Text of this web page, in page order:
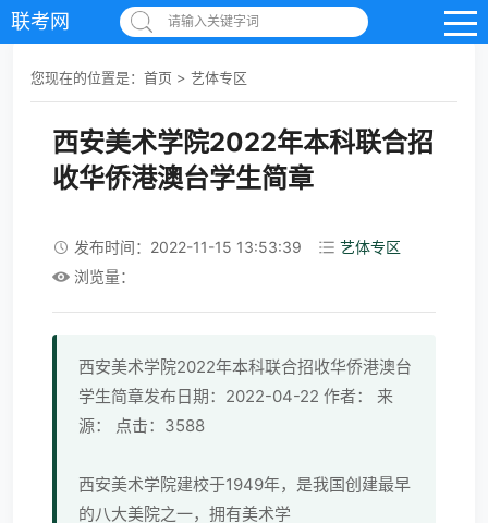
联考网 请输入关键字词
您现在的位置是： 首页 > 艺体专区
西安美术学院2022年本科联合招
收华侨港澳台学生简章
发布时间：2022-11-15 13:53:39
艺体专区
浏览量：
西安美术学院2022年本科联合招收华侨港澳台
学生简章发布日期：2022-04-22 作者： 来
源： 点击：3588
西安美术学院建校于1949年，是我国创建最早
的八大美院之一，拥有美术学